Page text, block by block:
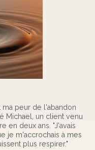
ma peur de l'abandon
Michael, un client venu
en deux ans. "J'avais
je m'accrochais à mes
plus respirer."